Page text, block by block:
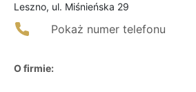
Leszno, ul. Miśnieńska 29
Pokaż numer telefonu
O firmie: